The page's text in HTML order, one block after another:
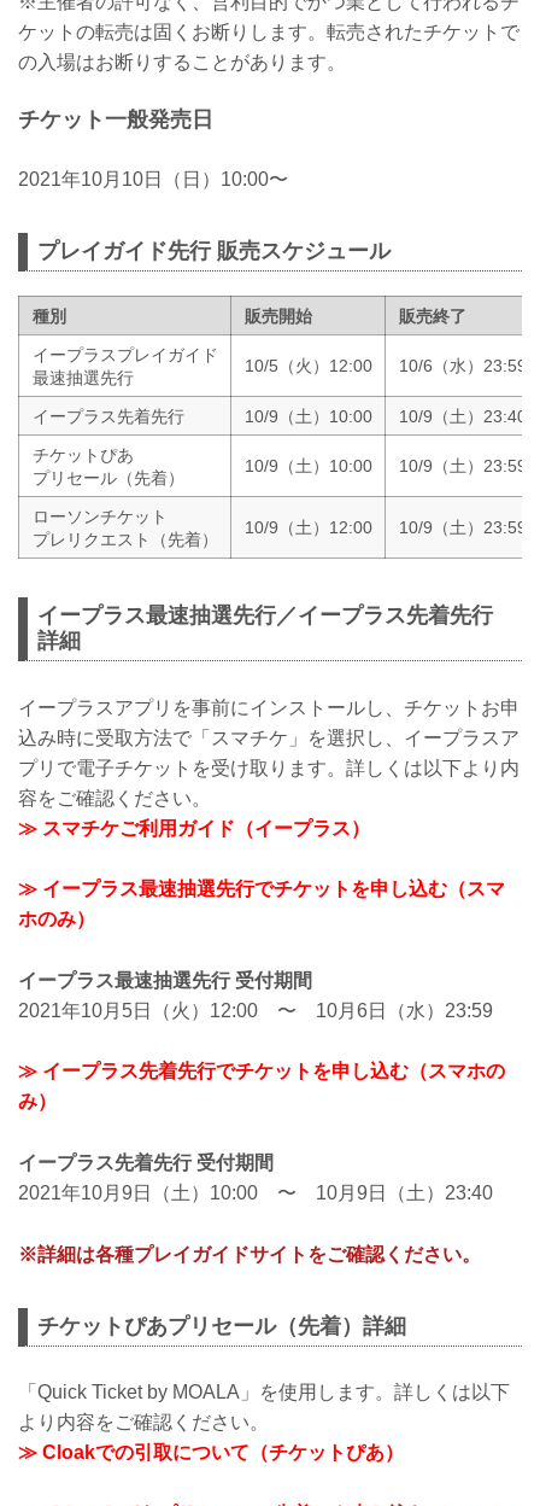
ケットの転売は固くお断りします。転売されたチケットで
の入場はお断りすることがあります。
チケット一般発売日
2021年10月10日（日）10:00〜
プレイガイド先行 販売スケジュール
種別 販売開始
販売終了
イープラスプレイガイド
最速抽選先行
10/5（火）12:00 10/6（水）23:59
イープラス先着先行 10/9（土）10:00
10/9（土）23:40
チケットぴあ
プリセール（先着）
10/9（土）10:00 10/9（土）23:59
ローソンチケット
プレリクエスト（先着）
10/9（土）12:00 10/9（土）23:59
イープラス最速抽選先行／イープラス先着先行
詳細
イープラスアプリを事前にインストールし、チケットお申
込み時に受取方法で「スマチケ」を選択し、イープラスア
プリで電子チケットを受け取ります。詳しくは以下より内
容をご確認ください。
≫ スマチケご利用ガイド（イープラス）
≫ イープラス最速抽選先行でチケットを申し込む（スマ
ホのみ）
イープラス最速抽選先行 受付期間
2021年10月5日（火）12:00 〜 10月6日（水）23:59
≫ イープラス先着先行でチケットを申し込む（スマホの
み）
イープラス先着先行 受付期間
2021年10月9日（土）10:00 〜 10月9日（土）23:40
※詳細は各種プレイガイドサイトをご確認ください。
チケットぴあプリセール（先着）詳細
「Quick Ticket by MOALA」を使用します。詳しくは以下
より内容をご確認ください。
≫ Cloakでの引取について（チケットぴあ）